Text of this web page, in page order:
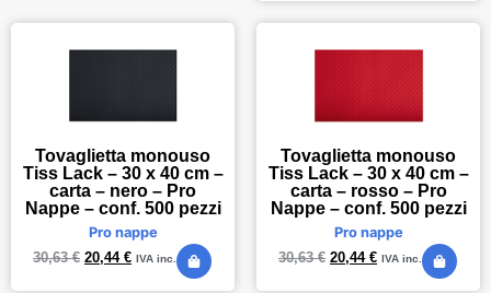
Tovaglietta monouso
Tiss Lack – 30 x 40 cm –
carta – nero – Pro
Nappe – conf. 500 pezzi
Pro nappe
30,63€ 20,44 € IVA inc.
Tovaglietta monouso
Tiss Lack – 30 x 40 cm –
carta – rosso – Pro
Nappe – conf. 500 pezzi
Pro nappe
30,63€ 20,44 € IVA inc.